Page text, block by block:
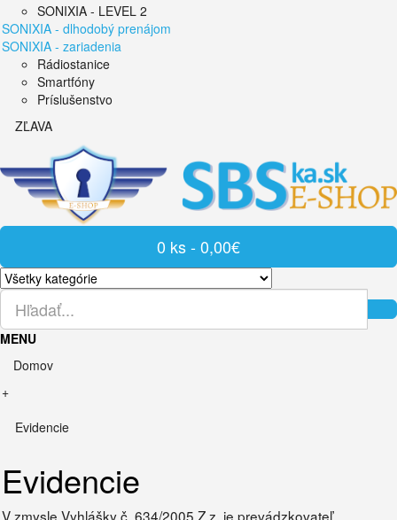
SONIXIA - LEVEL 2
SONIXIA - dlhodobý prenájom
SONIXIA - zariadenia
Rádiostanice
Smartfóny
Príslušenstvo
ZĽAVA
0 ks - 0,00€
MENU
Domov
+
Evidencie
Evidencie
V zmysle Vyhlášky č. 634/2005 Z.z. je prevádzkovateľ